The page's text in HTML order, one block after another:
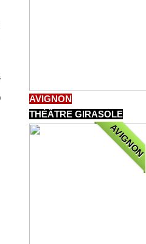
AVIGNON
THÉÂTRE GIRASOLE
AVIGNON